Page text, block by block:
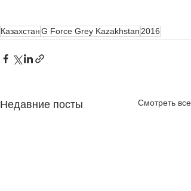
КазахстанG Force Grey Kazakhstan 2016
Недавние посты Смотреть все